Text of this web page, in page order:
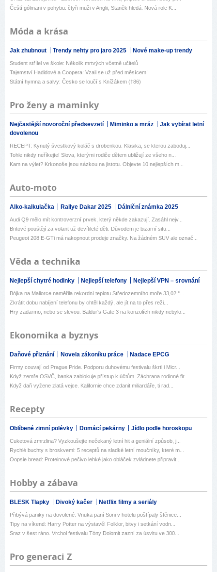
Čeští gólmani v pohybu: čtyři muži v Anglii, Staněk hledá. Nová role K...
Móda a krása
Jak zhubnout Trendy nehty pro jaro 2025 Nové make-up trendy
Student střílel ve škole: Několik mrtvých včetně učitelů
Tajemství Hadidové a Coopera: Vzali se už před měsícem!
Státní hymna a salvy: Česko se loučí s Knížákem (†86)
Pro ženy a maminky
Nejčastější novoroční předsevzetí Miminko a mráz
Jak vybírat letní
dovolenou
RECEPT: Kynutý švestkový koláč s drobenkou. Klasika, se kterou zaboduj...
Tohle nikdy neříkejte! Slova, kterými rodiče dětem ubližují ze všeho n...
Kam na výlet? Krkonoše jsou sázkou na jistotu. Objevte 10 nejlepších m...
Auto-moto
Alko-kalkulačka Rallye Dakar 2025 Dálniční známka 2025
Audi Q9 mělo mít kontroverzní prvek, který někde zakazují. Zasáhl nejv...
Britové pouštějí za volant už devítileté děti. Důvodem je bizarní situ...
Peugeot 208 E-GTi má nakopnout prodeje značky. Na žádném SUV ale označ...
Věda a technika
Nejlepší chytré hodinky Nejlepší telefony Nejlepší VPN – srovnání
Bójka na Mallorce naměřila rekordní teplotu Středozemního moře 33,02 °...
Zkrátit dobu nabíjení telefonu by chtěl každý, ale jít na to přes reži...
Hry zadarmo, nebo se slevou: Baldur's Gate 3 na konzolích nikdy nebylo...
Ekonomika a byznys
Daňové přiznání Novela zákoníku práce Nadace EPCG
Firmy couvají od Prague Pride. Podporu duhovému festivalu škrtl i Micr...
Když zemře OSVČ, banka zablokuje přístup k účtům. Záchrana rodinné fir...
Když daň vyžene zlatá vejce. Kalifornie chce zdanit miliardáře, ti rad...
Recepty
Oblíbené zimní polévky Domácí pekárny Jídlo podle horoskopu
Cuketová zmrzlina? Vyzkoušejte nečekaný letní hit a geniální způsob, j...
Rychlé buchty s broskvemi: 5 receptů na sladké letní moučníky, které m...
Oopsie bread: Proteinové pečivo lehké jako obláček zvládnete připravit...
Hobby a zábava
BLESK Tlapky Divoký kačer Netflix filmy a seriály
Přibývá paniky na dovolené: Vnuka paní Soni v hotelu poštípaly štěnice...
Tipy na víkend: Harry Potter na výstavě! Folklor, bitvy i setkání vodn...
Sraz v šest ráno. Vrchol festivalu Tóny Dolomit zazní za úsvitu ve 300...
Pro generaci Z